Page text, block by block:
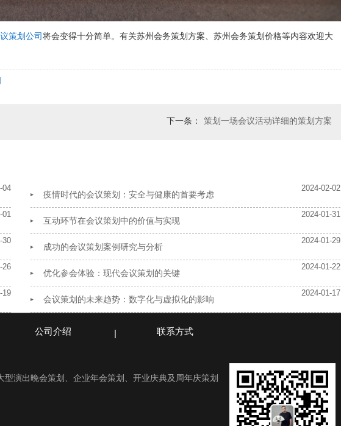
策划公司将会变得十分简单。有关苏州会务策划方案、苏州会务策划价格等内容欢迎大
下一条： 策划一场会议活动详细的策划方案
04 2024-02-02
疫情时代的会议策划：安全与健康的首要考虑
01 2024-01-31
互动环节在会议策划中的价值与实现
30 2024-01-29
成功的会议策划案例研究与分析
26 2024-01-22
优化参会体验：现代会议策划的关键
19 2024-01-17
会议策划的未来趋势：数字化与虚拟化的影响
公司介绍 联系方式
演出晚会策划、企业年会策划、开业庆典及周年庆策划